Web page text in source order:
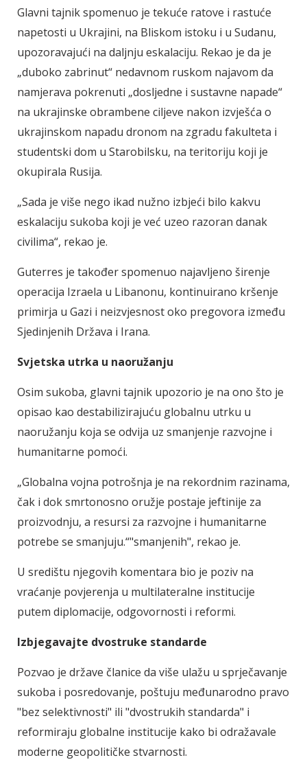
Glavni tajnik spomenuo je tekuće ratove i rastuće
napetosti u Ukrajini, na Bliskom istoku i u Sudanu,
upozoravajući na daljnju eskalaciju. Rekao je da je
„duboko zabrinut“ nedavnom ruskom najavom da
namjerava pokrenuti „dosljedne i sustavne napade“
na ukrajinske obrambene ciljeve nakon izvješća o
ukrajinskom napadu dronom na zgradu fakulteta i
studentski dom u Starobilsku, na teritoriju koji je
okupirala Rusija.
„Sada je više nego ikad nužno izbjeći bilo kakvu
eskalaciju sukoba koji je već uzeo razoran danak
civilima“, rekao je.
Guterres je također spomenuo najavljeno širenje
operacija Izraela u Libanonu, kontinuirano kršenje
primirja u Gazi i neizvjesnost oko pregovora između
Sjedinjenih Država i Irana.
Svjetska utrka u naoružanju
Osim sukoba, glavni tajnik upozorio je na ono što je
opisao kao destabilizirajuću globalnu utrku u
naoružanju koja se odvija uz smanjenje razvojne i
humanitarne pomoći.
„Globalna vojna potrošnja je na rekordnim razinama,
čak i dok smrtonosno oružje postaje jeftinije za
proizvodnju, a resursi za razvojne i humanitarne
potrebe se smanjuju.“"smanjenih", rekao je.
U središtu njegovih komentara bio je poziv na
vraćanje povjerenja u multilateralne institucije
putem diplomacije, odgovornosti i reformi.
Izbjegavajte dvostruke standarde
Pozvao je države članice da više ulažu u sprječavanje
sukoba i posredovanje, poštuju međunarodno pravo
"bez selektivnosti" ili "dvostrukih standarda" i
reformiraju globalne institucije kako bi odražavale
moderne geopolitičke stvarnosti.